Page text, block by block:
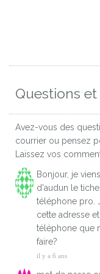
Questions
Avez-vous des
courrier ou pensez
Laissez vos
Bonjour, je
d'audun le
téléphone pro.
cette adresse
téléphone que
faire?
il y a 6 ans